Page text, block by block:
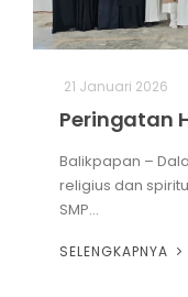
21 Januari 2026
Peringatan
Balikpapan –
religius dan
SMP...
SELENGKAPNYA